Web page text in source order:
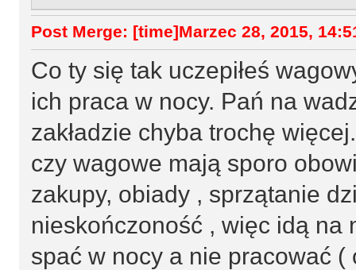
Post Merge: [time]Marzec 28, 2015,
Co ty się tak uczepiłeś
ich praca w nocy. Pań na
zakładzie chyba trochę
czy wagowe mają sporo
zakupy, obiady , sprzątanie
nieskończoność , więc idą na
spać w nocy a nie pracować